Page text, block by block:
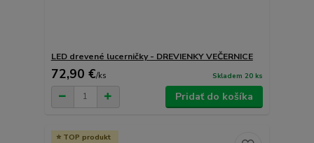
LED drevené lucerničky - DREVIENKY VEČERNICE
72,90 €/ks Skladem 20 ks
Pridať do košíka
TOP produkt